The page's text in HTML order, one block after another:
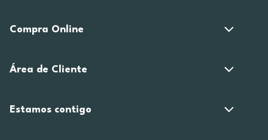
Compra Online
Área de Cliente
Estamos contigo